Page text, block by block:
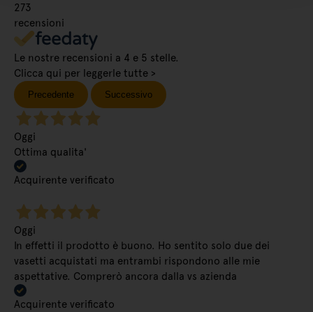
273
recensioni
Le nostre recensioni a 4 e 5 stelle.
Clicca qui per leggerle tutte >
Precedente Successivo
Oggi
Ottima qualita'
Acquirente verificato
Oggi
In effetti il prodotto è buono. Ho sentito solo due dei
vasetti acquistati ma entrambi rispondono alle mie
aspettative. Comprerò ancora dalla vs azienda
Acquirente verificato